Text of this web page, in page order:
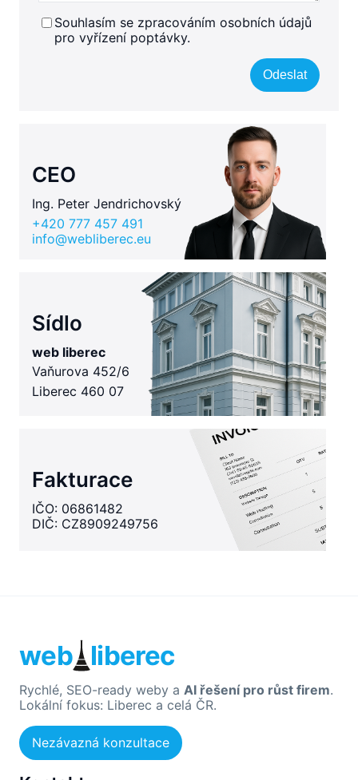
Souhlasím se zpracováním osobních údajů
pro vyřízení poptávky.
Odeslat
CEO
Ing. Peter Jendrichovský
+420 777 457 491
info@webliberec.eu
Sídlo
web liberec
Vaňurova 452/6
Liberec 460 07
Fakturace
IČO: 06861482
DIČ: CZ8909249756
web liberec
Rychlé, SEO-ready weby a AI řešení pro růst firem.
Lokální fokus: Liberec a celá ČR.
Nezávazná konzultace